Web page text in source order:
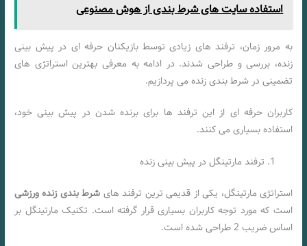
استفاده سایت های شرط بندی از هوش مصنوعی
به مرور زمان، ترفند های زیادی توسط بازیکنان حرفه ای در پیش بینی
زنده، بررسی و طراحی شدند. در ادامه به معرفی بهترین استراتژی های
تضمینی در شرط بندی زنده می پردازیم.
کاربران حرفه ای از این ترفند ها برای برنده شدن در پیش بینی خود،
استفاده بسیاری می کنند.
ترفند مارتینگل در پیش بینی زنده
استراتژی مارتینگل، یکی از قدیمی ترین ترفند های شرط بندی زنده ورزشی
است که مورد توجه کاربران بسیاری قرار گرفته است. تکنیک مارتینگل بر
اساس ضریب 2 طراحی شده است.